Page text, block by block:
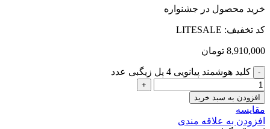
خرید محصول در جشنواره
کد تخفیف: LITESALE
8,910,000 تومان
کلید هوشمند پیانویی 4 پل زیگبی عدد
افزودن به سبد خرید
مقایسه
افزودن به علاقه مندی